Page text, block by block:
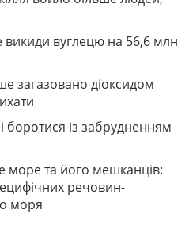
викиди вуглецю на 56,6 млн
загазовано діоксидом
боротися із забрудненням
море та його мешканців:
речовин-
моря